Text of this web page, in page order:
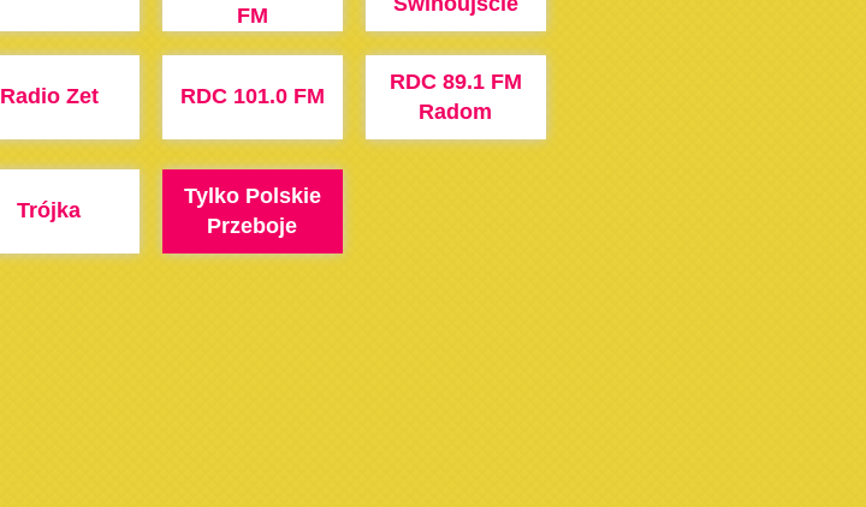
FM
Radio Zet RDC 101.0 FM
RDC 89.1 FM
Radom
Trójka
Tylko Polskie
Przeboje